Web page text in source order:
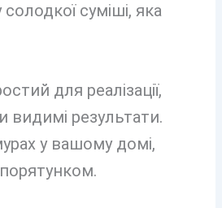
суміші, яка
для реалізації,
результати.
у вашому домі,